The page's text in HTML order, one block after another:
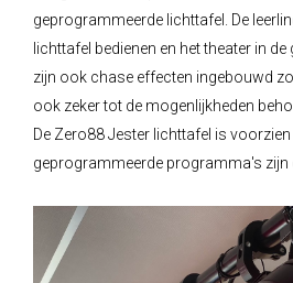
geprogrammeerde lichttafel. De
lichttafel bedienen en het theater in
zijn ook chase effecten ingebouwd
ook zeker tot de mogenlijkheden
De Zero88 Jester lichttafel is
geprogrammeerde programma's zijn